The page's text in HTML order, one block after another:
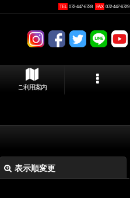
TEL 072-447-6728 FAX 072-447-6729
ご利用案内
表示順変更